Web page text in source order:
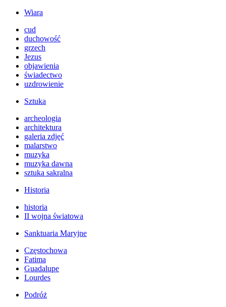
Wiara
cud
duchowość
grzech
Jezus
objawienia
świadectwo
uzdrowienie
Sztuka
archeologia
architektura
galeria zdjęć
malarstwo
muzyka
muzyka dawna
sztuka sakralna
Historia
historia
II wojna światowa
Sanktuaria Maryjne
Częstochowa
Fatima
Guadalupe
Lourdes
Podróż